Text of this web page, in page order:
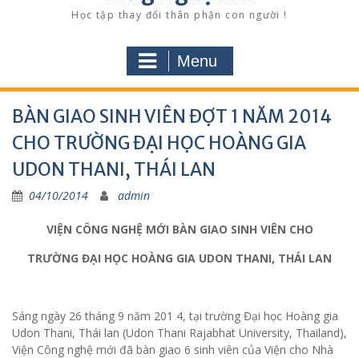
Học tập thay đổi thân phận con người !
Menu
BÀN GIAO SINH VIÊN ĐỢT 1 NĂM 2014
CHO TRƯỜNG ĐẠI HỌC HOÀNG GIA
UDON THANI, THÁI LAN
04/10/2014 admin
VIỆN CÔNG NGHỆ MỚI BÀN GIAO SINH VIÊN CHO
TRƯỜNG ĐẠI HỌC HOÀNG GIA UDON THANI, THÁI LAN
Sáng ngày 26 tháng 9 năm 201 4, tại trường Đại học Hoàng gia
Udon Thani, Thái lan (Udon Thani Rajabhat University, Thailand),
Viện Công nghệ mới đã bàn giao 6 sinh viên của Viện cho Nhà